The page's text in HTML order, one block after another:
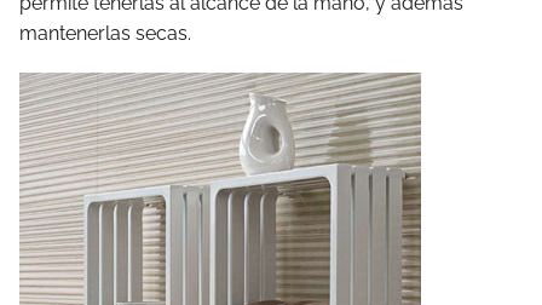
mantenerlas secas.